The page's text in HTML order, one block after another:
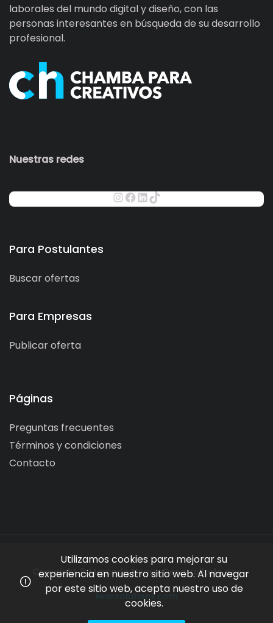
laborales del mundo digital y diseño, con las
personas interesantes en búsqueda de su desarrollo
profesional.
Nuestras redes
Para Postulantes
Buscar ofertas
Para Empresas
Publicar oferta
Páginas
Preguntas frecuentes
Términos y condiciones
Contacto
Copyright © Mercado Negro. Desarrollado por
iwarsolutions.com
Utilizamos cookies para mejorar su
experiencia en nuestro sitio web. Al navegar
por este sitio web, acepta nuestro uso de
cookies.